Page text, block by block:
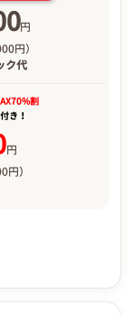
円
円）
ク代
割
き！
円
円）